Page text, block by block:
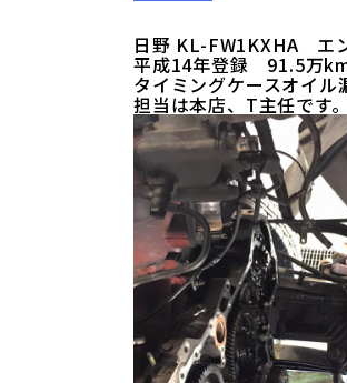
日野 KL-FW1KXHA エ
平成14年登録 91.5万
タイミングケースオイル
担当は本店、T主任です。